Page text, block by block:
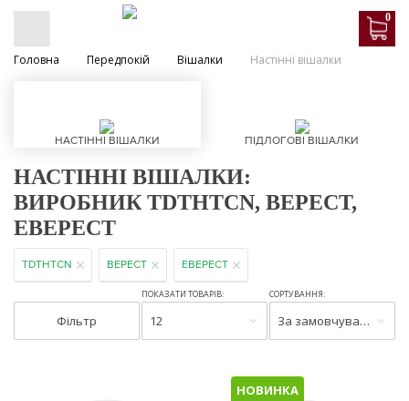
0
Головна Передпокій Вішалки Настінні вішалки
НАСТІННІ ВІШАЛКИ ПІДЛОГОВІ ВІШАЛКИ
НАСТІННІ ВІШАЛКИ:
ВИРОБНИК TDTHTCN, ВЕРЕСТ,
ЕВЕРЕСТ
TDTHTCN ВЕРЕСТ ЕВЕРЕСТ
Фільтр
ПОКАЗАТИ ТОВАРІВ:
12
СОРТУВАННЯ:
За замовчуванням
НОВИНКА